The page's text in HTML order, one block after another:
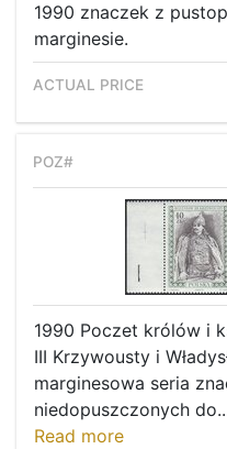
1990 znaczek z
marginesie.
1990 Poczet królów i
III Krzywousty i
marginesowa seria
niedopuszczonych
Read more